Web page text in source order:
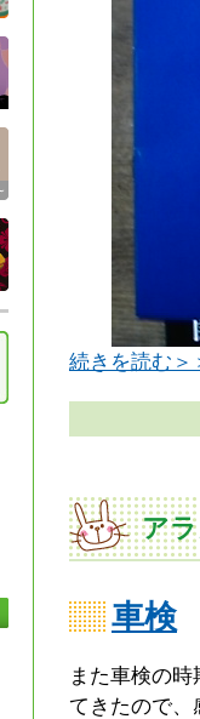
続きを読む＞
ア
車検
また車検の
てきたので